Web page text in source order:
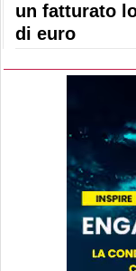
un fatturato
di euro